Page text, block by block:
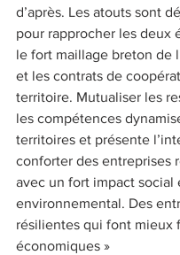
d’après. Les atouts sont
pour rapprocher les deux
le fort maillage breton de
et les contrats de
territoire. Mutualiser les
les compétences
territoires et présente
conforter des entreprises
avec un fort impact social
environnemental. Des
résilientes qui font mieux
économiques »